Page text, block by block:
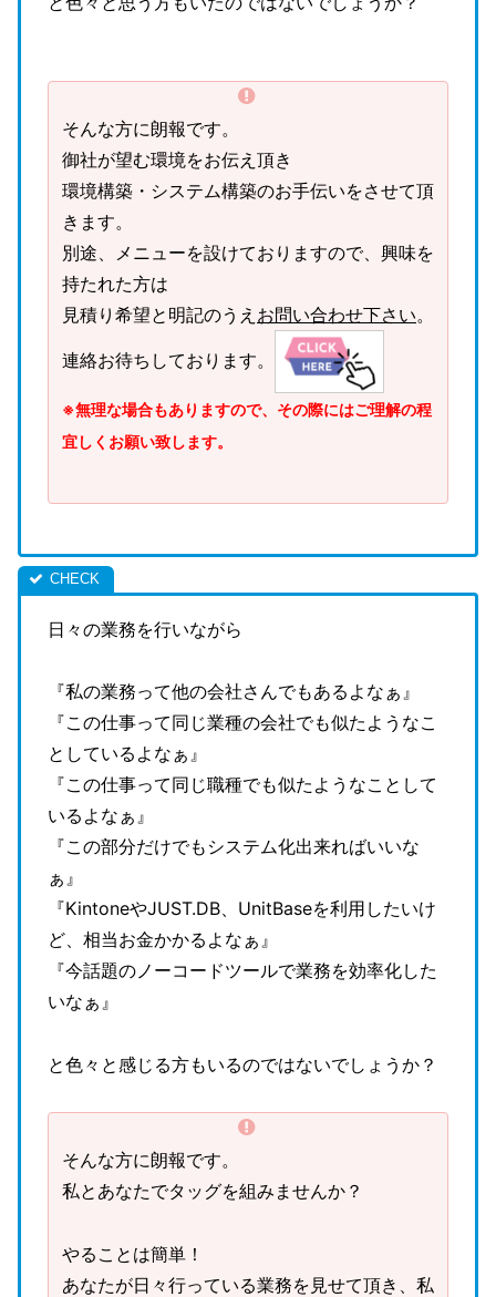
そんな方に朗報です。
御社が望む環境をお伝え頂き
環境構築・システム構築のお手伝いをさせて頂
きます。
別途、メニューを設けておりますので、興味を
持たれた方は
見積り希望と明記のうえ お問い合わせ下さい。
連絡お待ちしております。
※無理な場合もありますので、その際にはご理解の程
宜しくお願い致します。
日々の業務を行いながら
『私の業務って他の会社さんでもあるよなぁ』
『この仕事って同じ業種の会社でも似たようなこ
としているよなぁ』
『この仕事って同じ職種でも似たようなことして
いるよなぁ』
『この部分だけでもシステム化出来ればいいな
ぁ』
『KintoneやJUST.DB、UnitBaseを利用したいけ
ど、相当お金かかるよなぁ』
『今話題のノーコードツールで業務を効率化した
いなぁ』
と色々と感じる方もいるのではないでしょうか？
そんな方に朗報です。
私とあなたでタッグを組みませんか？
やることは簡単！
あなたが日々行っている業務を見せて頂き、私